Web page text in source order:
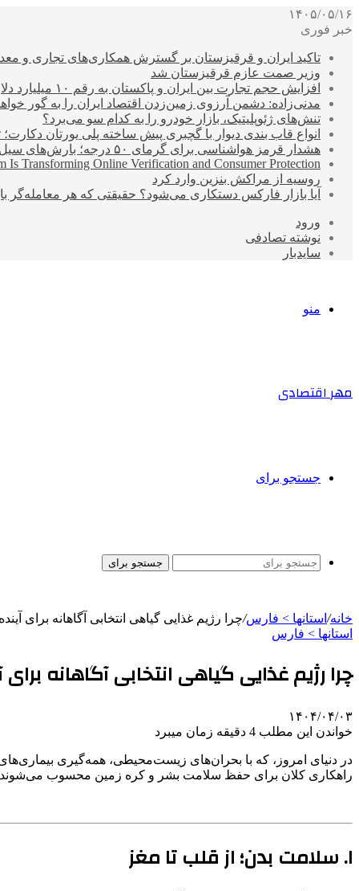
۱۴۰۵/۰۵/۱۶
خبر فوری
تاکید ایران و قرقیزستان بر گسترش همکاری‌های تجاری و
وزیر صمت عازم قرقیزستان شد
افزایش حجم تجارت بین ایران و پاکستان به رقم ۱۰ میلیارد دلار
مدنی‌زاده: دشمن آرزوی زمین‌زدن اقتصاد ایران را به گور
تنش‌های ژئوپلیتیک، بازار خودرو را به کدام سو می‌برد؟
انواع قاب بندی دیوار با گچبری پیش ساخته پلی یورتان
هشدار قرمز هواشناسی برای گرمای ۵۰ درجه؛ بارش‌های سیل‌آسا در ۳ استان
Transforming Online Verification and Consumer Protection
روسیه از مراکش بنزین وارد کرد
آیا بازار فارکس دستکاری می‌شود؟ حقیقتی که هر معامله‌گر
ورود
نوشته تصادفی
سایدبار
منو
مهر اقتصادی
جستجو برای
جستجو برای
خانه/ استانها > فارس/چرا رژیم غذایی گیاهی انتخابی آگاهانه برای
استانها > فارس
چرا رژیم غذایی گیاهی انتخابی آگاهانه
۱۴۰۴/۰۴/۰۳
خواندن این مطلب 4 دقیقه زمان میبرد
در دنیای امروز، که با بحران‌های زیست‌محیطی، همه‌گیری
راهکاری کلان برای حفظ سلامت بشر و کره زمین محسوب می‌شوند.
۱. سلامت بدن؛ از قلب تا مغز